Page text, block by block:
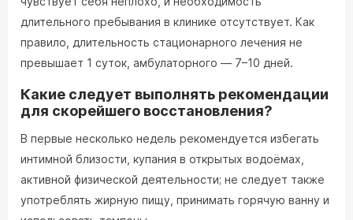
длительного пребывания в клинике отсутствует. Как
правило, длительность стационарного лечения не
превышает 1 суток, амбулаторного — 7–10 дней.
Какие следует выполнять рекомендации
для скорейшего восстановления?
В первые несколько недель рекомендуется избегать
интимной близости, купания в открытых водоёмах,
активной физической деятельности; не следует также
употреблять жирную пищу, принимать горячую ванну и